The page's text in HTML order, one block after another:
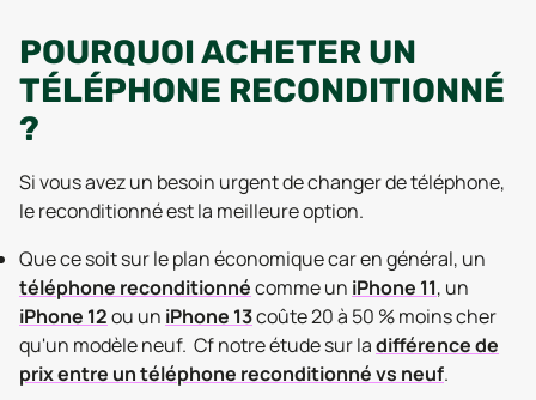
POURQUOI ACHETER UN
TÉLÉPHONE RECONDITIONNÉ
?
Si vous avez un besoin urgent de changer de téléphone,
le reconditionné est la meilleure option.
Que ce soit sur le plan économique car en général, un
téléphone reconditionnécomme un iPhone 11, un
iPhone 12ou un iPhone 13coûte 20 à 50 % moins cher
qu'un modèle neuf. Cf notre étude sur ladifférence de
prix entre un téléphone reconditionné vs neuf.